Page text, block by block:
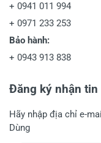
+ 0941 011 994
+ 0971 233 253
Bảo hành:
+ 0943 913 838
Đăng ký nhận tin
Hãy nhập địa chỉ e-
Dùng